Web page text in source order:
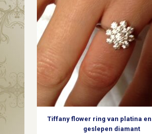
Tiffany flower ring van platina
geslepen diamant